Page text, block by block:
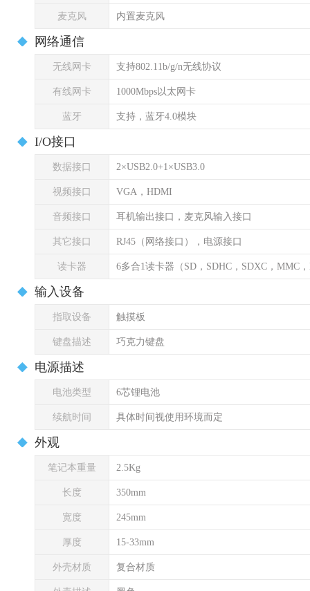
麦克风 内置麦克风
网络通信
无线网卡 支持802.11b/g/n无线协议
有线网卡 1000Mbps以太网卡
蓝牙 支持，蓝牙4.0模块
I/O接口
数据接口 2×USB2.0+1×USB3.0
视频接口 VGA，HDMI
音频接口 耳机输出接口，麦克风输入接口
其它接口 RJ45（网络接口），电源接口
读卡器 6多合1读卡器（SD，SDHC，SDXC，MMC
输入设备
指取设备 触摸板
键盘描述 巧克力键盘
电源描述
电池类型 6芯锂电池
续航时间 具体时间视使用环境而定
外观
笔记本重量 2.5Kg
长度 350mm
宽度 245mm
厚度 15-33mm
外壳材质 复合材质